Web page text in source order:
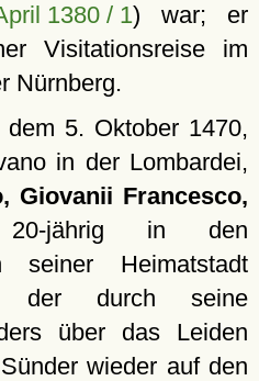
1380 / 1) war; er
Visitationsreise im
Nürnberg.
5. Oktober 1470,
in der Lombardei,
Giovanii Francesco,
jährig in den
seiner Heimatstadt
der durch seine
über das Leiden
wieder auf den